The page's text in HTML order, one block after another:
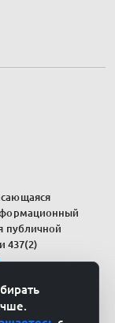
публичной
437(2)
.